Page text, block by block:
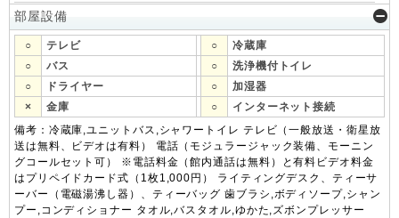
部屋設備
○ テレビ ○
冷蔵庫
○
バス ○
洗浄機付トイレ
○
ドライヤー ○
加湿器
×
金庫 ○
インターネット接続
備考：冷蔵庫,ユニットバス,シャワートイレ テレビ（一般放送・衛星放
送は無料、ビデオは有料） 電話（モジュラージャック装備、モーニン
グコールセット可） ※電話料金（館内通話は無料）と有料ビデオ料金
はプリペイドカード式（1枚1,000円） ライティングデスク、ティーサ
ーバー（電磁湯沸し器）、ティーバッグ 歯ブラシ,ボディソープ,シャン
プー,コンディショナー タオル,バスタオル,ゆかた,ズボンプレッサー